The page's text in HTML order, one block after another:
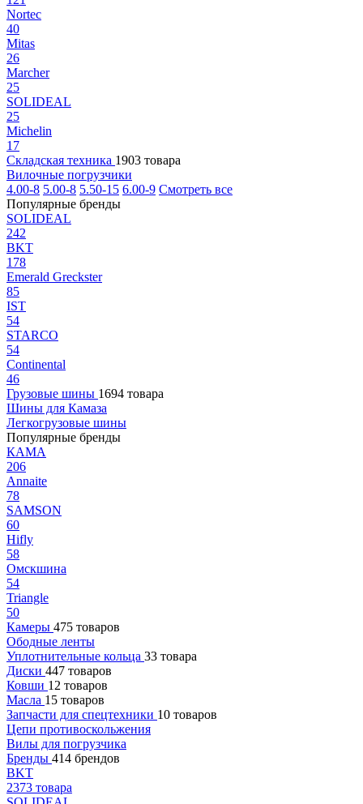
Nortec
40
Mitas
26
Marcher
25
SOLIDEAL
25
Michelin
17
Складская техника 1903 товара
Вилочные погрузчики
4.00-8 5.00-8 5.50-15 6.00-9 Смотреть все
Популярные бренды
SOLIDEAL
242
BKT
178
Emerald Greckster
85
IST
54
STARCO
54
Continental
46
Грузовые шины 1694 товара
Шины для Камаза
Легкогрузовые шины
Популярные бренды
КАМА
206
Annaite
78
SAMSON
60
Hifly
58
Омскшина
54
Triangle
50
Камеры 475 товаров
Ободные ленты
Уплотнительные кольца 33 товара
Диски 447 товаров
Ковши 12 товаров
Масла 15 товаров
Запчасти для спецтехники 10 товаров
Цепи противоскольжения
Вилы для погрузчика
Бренды 414 брендов
BKT
2373 товара